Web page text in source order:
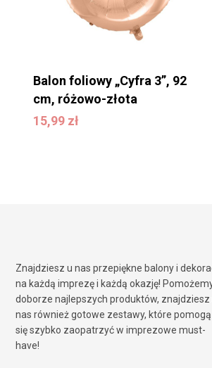
Balon foliowy „Cyfra 3”, 92
cm, różowo-złota
15,99 zł
15,99zł
Znajdziesz u nas przepiękne balony i
na każdą imprezę i każdą okazję!
doborze najlepszych produktów, znajdziesz
nas również gotowe zestawy, które pomogą
się szybko zaopatrzyć w imprezowe must-
have!